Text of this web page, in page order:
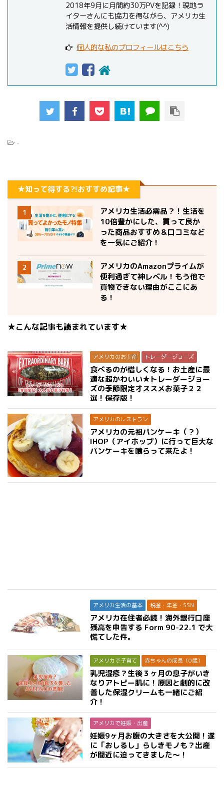
2018年9月に月間約30万PVを記録！現地ラ
イターさんにも協力を得ながら、アメリカ生
活情報を提供し続けています(^^)
個人的な私のプロフィールはこちら
-
★知って得する?!おすすめ記事★
1
アメリカ生活必需品？！生活を
10倍豊かにした、買って良か
った商品おすすめ＆口コミなど
を一気にご紹介！
2
アメリカのAmazonプライムが
便利過ぎて神レベル！もう他で
買物できない理由がここにあ
る！
★こんな記事も読まれています★
アメリカのお土産 トレーダージョーズ
食べるのが惜しくなる！お土産に最
適な超かわいい★トレーダージョー
ズの季節限定オススメお菓子２２
選！保存版！
アメリカのレストラン
アメリカの元祖パンケーキ（？）
IHOP（アイホップ）に行って巨大な
パンケーキを喰らって来たよ！
アメリカ生活の基本 税金・年金・SSN
アメリカ在住者必読！海外銀行口座
残高を申告する Form 90-22.1 で大
慌てした件。
アメリカで子育て 赤ちゃんの成長（0歳）
乳児湿疹？生後３ヶ月の息子がいき
なりアトピー肌に！原因と劇的に改
善した保湿クリームも一緒にご紹
介！
アメリカで妊娠・出産
妊娠9ヶ月お腹の大きさを大公開！遂
に「おしるし」らしきモノも？出産
が間近に迫ってきました〜！